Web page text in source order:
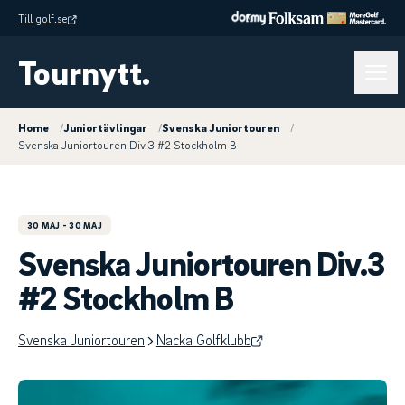
Till golf.se
Tournytt.
Home /Juniortävlingar /Svenska Juniortouren
/
Svenska Juniortouren Div.3 #2 Stockholm B
30 MAJ - 30 MAJ
Svenska Juniortouren Div.3
#2 Stockholm B
Svenska Juniortouren Nacka Golfklubb